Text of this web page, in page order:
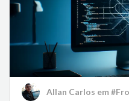
Allan Carlos em